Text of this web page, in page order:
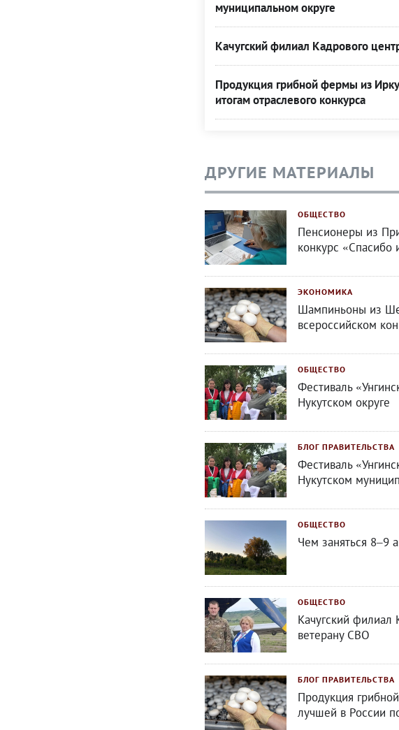
муниципальном округе
Качугский филиал Кадрового
Продукция грибной фермы из
итогам отраслевого конкурса
ДРУГИЕ МАТЕРИАЛЫ
ОБЩЕСТВО
Пенсионеры из
конкурс «Спасибо
ЭКОНОМИКА
Шампиньоны из
всероссийском
ОБЩЕСТВО
Фестиваль
Нукутском округе
БЛОГ ПРАВИТЕЛЬСТВА
Фестиваль
Нукутском
ОБЩЕСТВО
Чем заняться 8–9
ОБЩЕСТВО
Качугский филиал
ветерану СВО
БЛОГ ПРАВИТЕЛЬСТВА
Продукция
лучшей в России